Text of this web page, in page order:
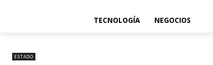
TECNOLOGÍA NEGOCIOS
ESTADO